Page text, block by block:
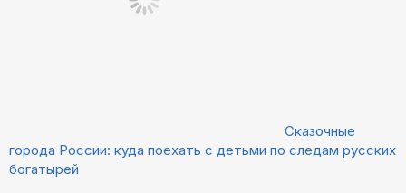
Сказочные
города России: куда поехать с детьми по следам русских
богатырей